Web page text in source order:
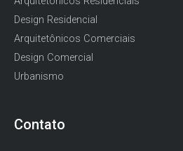
Design Residencial
Arquitetônicos Comerciais
Design Comercial
Urbanismo
Contato